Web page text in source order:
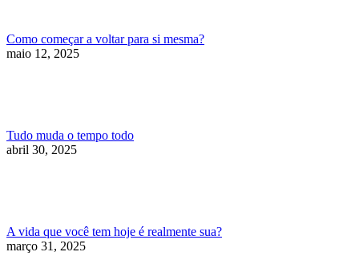
Como começar a voltar para si mesma?
maio 12, 2025
Tudo muda o tempo todo
abril 30, 2025
A vida que você tem hoje é realmente sua?
março 31, 2025